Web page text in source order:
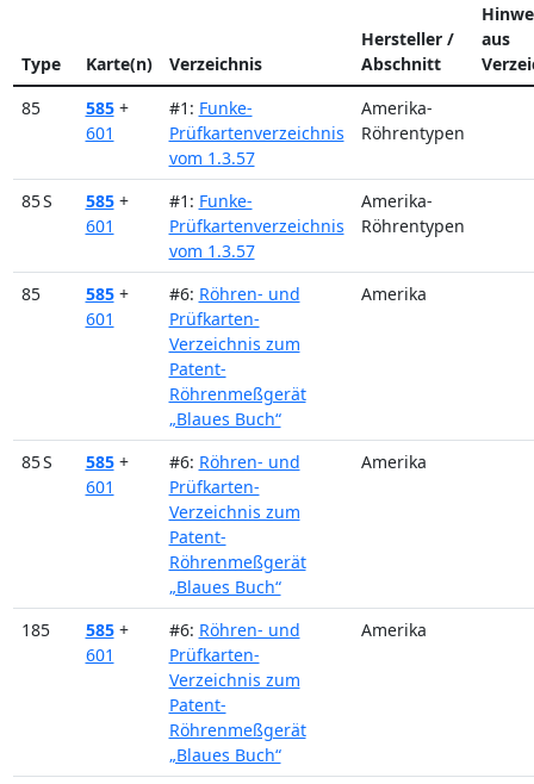
Type Karte(n) Verzeichnis
Hersteller /
Abschnitt
aus
85
585 +
601
#1: Funke-
Prüfkartenverzeichnis
vom 1.3.57
Amerika-
Röhrentypen
85 S 585 +
601
#1: Funke-
Prüfkartenverzeichnis
vom 1.3.57
Amerika-
Röhrentypen
85 585 +
601
#6: Röhren- und
Prüfkarten-
Verzeichnis zum
Patent-
Röhrenmeßgerät
„Blaues Buch“
Amerika
85 S 585 +
601
#6: Röhren- und
Prüfkarten-
Verzeichnis zum
Patent-
Röhrenmeßgerät
„Blaues Buch“
Amerika
185 585 +
601
#6: Röhren- und
Prüfkarten-
Verzeichnis zum
Patent-
Röhrenmeßgerät
„Blaues Buch“
Amerika